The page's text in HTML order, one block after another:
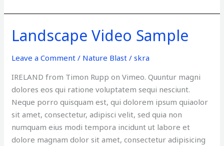
Landscape Video Sample
Leave a Comment / Nature Blast /skra
IRELAND from Timon Rupp on Vimeo. Quuntur magni
dolores eos qui ratione voluptatem sequi nesciunt.
Neque porro quisquam est, qui dolorem ipsum quiaolor
sit amet, consectetur, adipisci velit, sed quia non
numquam eius modi tempora incidunt ut labore et
dolore magnam dolor sit amet, consectetur adipisicing
Landscape
Video
Sample